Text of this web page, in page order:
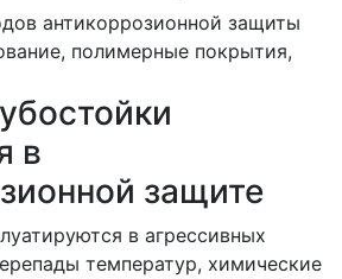
в
защите
в агрессивных
температур, химические